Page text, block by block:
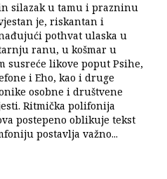
silazak u tamu i prazninu
je, riskantan i
pothvat ulaska u
ranu, u košmar u
susreće likove poput Psihe,
i Eho, kao i druge
osobne i društvene
Ritmička polifonija
postepeno oblikuje tekst
postavlja važno...